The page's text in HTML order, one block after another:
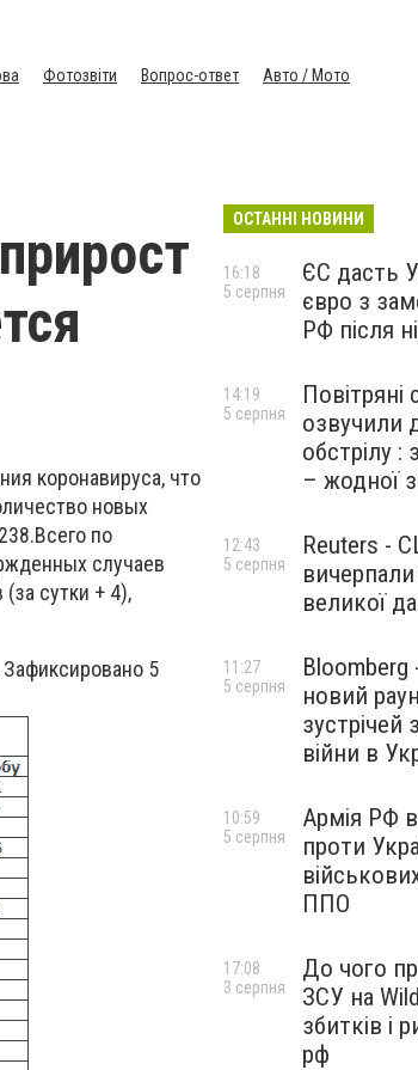
Фотозвіти Вопрос-ответ
Авто / Мото
коронавируса, что
новых
по
случаев
сутки + 4),
Зафиксировано 5
ОСТАННІ НОВИНИ
ЄС дасть
євро з
РФ після
16:18
5 серпня
озвучили
обстрілу :
– жодної
14:19
5 серпня
Reuters -
великої
12:43
5 серпня
новий
війни в
11:27
5 серпня
Армія РФ
проти
ППО
10:59
5 серпня
До чого
ЗСУ на
збитків і
рф
17:08
3 серпня